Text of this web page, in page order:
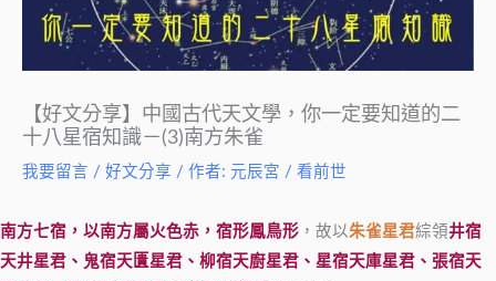
【好文分享】中國古代天文學，你一定要知道的二
十八星宿知識－(3)南方朱雀
我要留言 / 好文分享 / 作者: 元辰宮 / 看前世
南方七宿，以南方屬火色赤，宿形鳳鳥形 ，故以朱雀星君綜領井宿
天井星君、鬼宿天匱星君、柳宿天廚星君、星宿天庫星君、張宿天